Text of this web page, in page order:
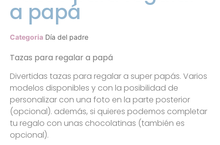
a papá
Categoria Día del padre
Tazas para regalar a papá
Divertidas tazas para regalar a super papás. Varios
modelos disponibles y con la posibilidad de
personalizar con una foto en la parte posterior
(opcional). además, si quieres podemos completar
tu regalo con unas chocolatinas (también es
opcional).